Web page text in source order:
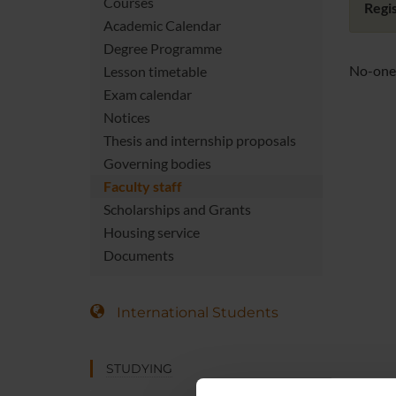
Academic Calendar
Degree Programme
Lesson timetable
Exam calendar
Notices
Thesis and internship proposals
Governing bodies
Faculty staff
Scholarships and Grants
Housing service
Documents
International Students
STUDYING
No-